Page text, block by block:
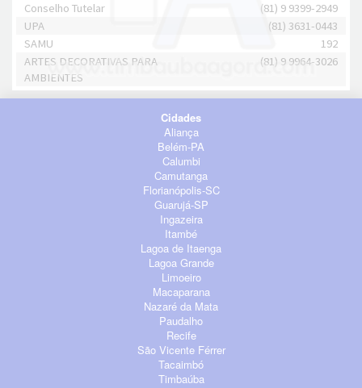
Conselho Tutelar
(81) 9 9399-2949
UPA
(81) 3631-0443
SAMU
192
ARTES DECORATIVAS PARA
AMBIENTES
(81) 9 9964-3026
Cidades
Aliança
Belém-PA
Calumbi
Camutanga
Florianópolis-SC
Guarujá-SP
Ingazeira
Itambé
Lagoa de Itaenga
Lagoa Grande
Limoeiro
Macaparana
Nazaré da Mata
Paudalho
Recife
São Vicente Férrer
Tacaimbó
Timbaúba